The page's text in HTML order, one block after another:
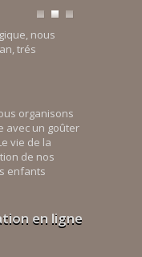
nous
trés
organisons
avec un goûter
vie de la
de nos
enfants
en ligne